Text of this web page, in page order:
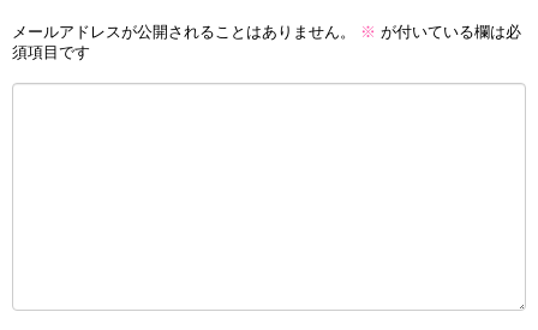
メールアドレスが公開されることはありません。 ※ が付いている欄は必
須項目です